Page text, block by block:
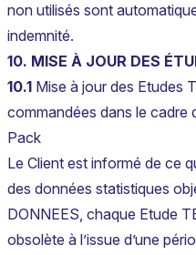
non utilisés sont
indemnité.
10. MISE À JOUR DES
10.1 Mise à jour des Etudes
commandées dans le cadre
Pack
Le Client est informé de ce
des données statistiques
DONNEES, chaque Etude
obsolète à l’issue d’une